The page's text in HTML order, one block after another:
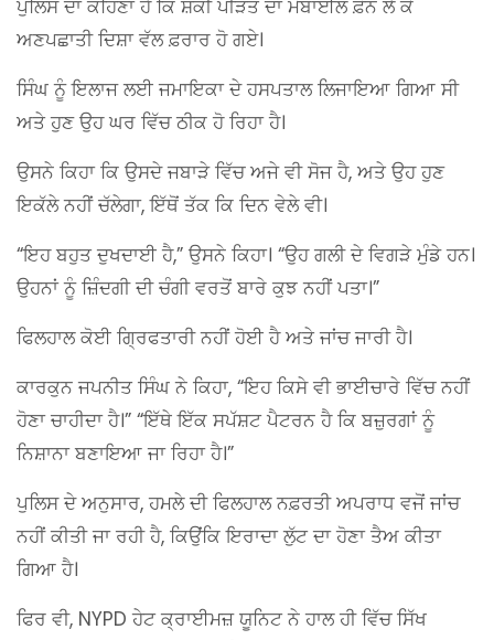
ਪੁਲਿਸ ਦਾ ਕਹਿਣਾ ਹੈ ਕਿ ਸ਼ੱਕੀ ਪੀੜਤ ਦਾ ਮੋਬਾਈਲ ਫ਼ੋਨ ਲੈ ਕੇ
ਅਣਪਛਾਤੀ ਦਿਸ਼ਾ ਵੱਲ ਫ਼ਰਾਰ ਹੋ ਗਏ।
ਸਿੰਘ ਨੂੰ ਇਲਾਜ ਲਈ ਜਮਾਇਕਾ ਦੇ ਹਸਪਤਾਲ ਲਿਜਾਇਆ ਗਿਆ ਸੀ
ਅਤੇ ਹੁਣ ਉਹ ਘਰ ਵਿੱਚ ਠੀਕ ਹੋ ਰਿਹਾ ਹੈ।
ਉਸਨੇ ਕਿਹਾ ਕਿ ਉਸਦੇ ਜਬਾੜੇ ਵਿੱਚ ਅਜੇ ਵੀ ਸੋਜ ਹੈ, ਅਤੇ ਉਹ ਹੁਣ
ਇਕੱਲੇ ਨਹੀਂ ਚੱਲੇਗਾ, ਇੱਥੋਂ ਤੱਕ ਕਿ ਦਿਨ ਵੇਲੇ ਵੀ।
“ਇਹ ਬਹੁਤ ਦੁਖਦਾਈ ਹੈ,” ਉਸਨੇ ਕਿਹਾ। “ਉਹ ਗਲੀ ਦੇ ਵਿਗੜੇ ਮੁੰਡੇ ਹਨ।
ਉਹਨਾਂ ਨੂੰ ਜ਼ਿੰਦਗੀ ਦੀ ਚੰਗੀ ਵਰਤੋਂ ਬਾਰੇ ਕੁਝ ਨਹੀਂ ਪਤਾ।”
ਫਿਲਹਾਲ ਕੋਈ ਗ੍ਰਿਫਤਾਰੀ ਨਹੀਂ ਹੋਈ ਹੈ ਅਤੇ ਜਾਂਚ ਜਾਰੀ ਹੈ।
ਕਾਰਕੁਨ ਜਪਨੀਤ ਸਿੰਘ ਨੇ ਕਿਹਾ, “ਇਹ ਕਿਸੇ ਵੀ ਭਾਈਚਾਰੇ ਵਿੱਚ ਨਹੀਂ
ਹੋਣਾ ਚਾਹੀਦਾ ਹੈ।” “ਇੱਥੇ ਇੱਕ ਸਪੱਸ਼ਟ ਪੈਟਰਨ ਹੈ ਕਿ ਬਜ਼ੁਰਗਾਂ ਨੂੰ
ਨਿਸ਼ਾਨਾ ਬਣਾਇਆ ਜਾ ਰਿਹਾ ਹੈ।”
ਪੁਲਿਸ ਦੇ ਅਨੁਸਾਰ, ਹਮਲੇ ਦੀ ਫਿਲਹਾਲ ਨਫ਼ਰਤੀ ਅਪਰਾਧ ਵਜੋਂ ਜਾਂਚ
ਨਹੀਂ ਕੀਤੀ ਜਾ ਰਹੀ ਹੈ, ਕਿਉਂਕਿ ਇਰਾਦਾ ਲੁੱਟ ਦਾ ਹੋਣਾ ਤੈਅ ਕੀਤਾ
ਗਿਆ ਹੈ।
ਫਿਰ ਵੀ, NYPD ਹੇਟ ਕ੍ਰਾਈਮਜ਼ ਯੂਨਿਟ ਨੇ ਹਾਲ ਹੀ ਵਿੱਚ ਸਿੱਖ